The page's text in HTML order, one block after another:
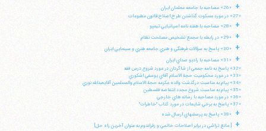
+
«26» مصاحبه با جامعه معلمان ايران
«27» در مورد مسكوت گذاشتن طرح اصلاح قانون مطبوعات
+ «28» مصاحبه با هفته نامه اسپانيايي تيمپو
+ «29» در رابطه با مجمع تشخيص مصلحت نظام
+ «30» پاسخ به سؤالات فرهنگي و هنري جامعه هنري و سينمايي ايران
+
«31» مصاحبه با راديو صداي ايران
«32» پاسخ به نامه جمعي از شاگردان در مورد شروع درس فقه
«33» در مورد محكوميت حجة الاسلام آقاي يوسفي اشكوري
«34» پيام به مناسبت درگذشت والده مكرمه حجة الاسلام والمسلمين آقايعبدالله نوري
«35» پيام به مناسبت شروع مجدد انتفاضه فلسطين
«36» در مورد مصاحبه با رسانه هاي خارجي
«37» پاسخ به برخي شايعات در مورد كتاب "خاطرات"
+ «38» پاسخ به پرسشهاي ارسال شده
+ [ مانع تراشي در برابر اصلاحات خاتمي و رفراندوم به عنوان آخرين راه حل]